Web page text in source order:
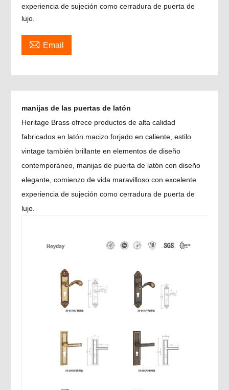
experiencia de sujeción como cerradura de puerta de
lujo.
 Email
manijas de las puertas de latón
Heritage Brass ofrece productos de alta calidad
fabricados en latón macizo forjado en caliente, estilo
vintage también brillante en elementos de diseño
contemporáneo, manijas de puerta de latón con diseño
elegante, comienzo de vida maravilloso con excelente
experiencia de sujeción como cerradura de puerta de
lujo.